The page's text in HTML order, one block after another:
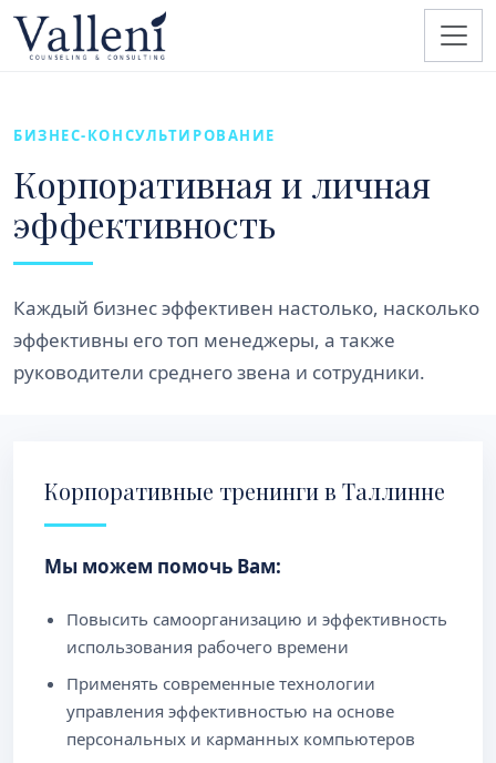
БИЗНЕС-КОНСУЛЬТИРОВАНИЕ
Корпоративная и личная
эффективность
Каждый бизнес эффективен настолько, насколько
эффективны его топ менеджеры, а также
руководители среднего звена и сотрудники.
Корпоративные тренинги в Таллинне
Мы можем помочь Вам:
Повысить самоорганизацию и эффективность
использования рабочего времени
Применять современные технологии
управления эффективностью на основе
персональных и карманных компьютеров